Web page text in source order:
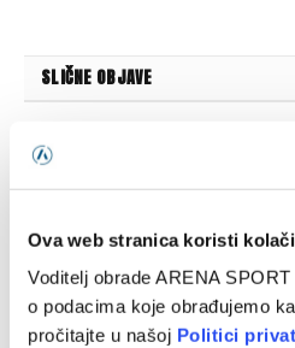
Ova web stranica koristi
Voditelj obrade ARENA
o podacima koje obrađujemo
pročitajte u našoj Politici
SLIČNE OBJAVE